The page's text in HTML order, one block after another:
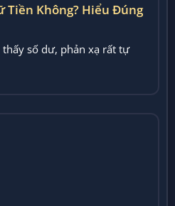
Tiền Không? Hiểu Đúng
số dư, phản xạ rất tự